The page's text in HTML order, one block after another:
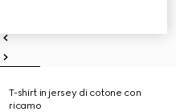
T-shirt in jersey di cotone con
ricamo